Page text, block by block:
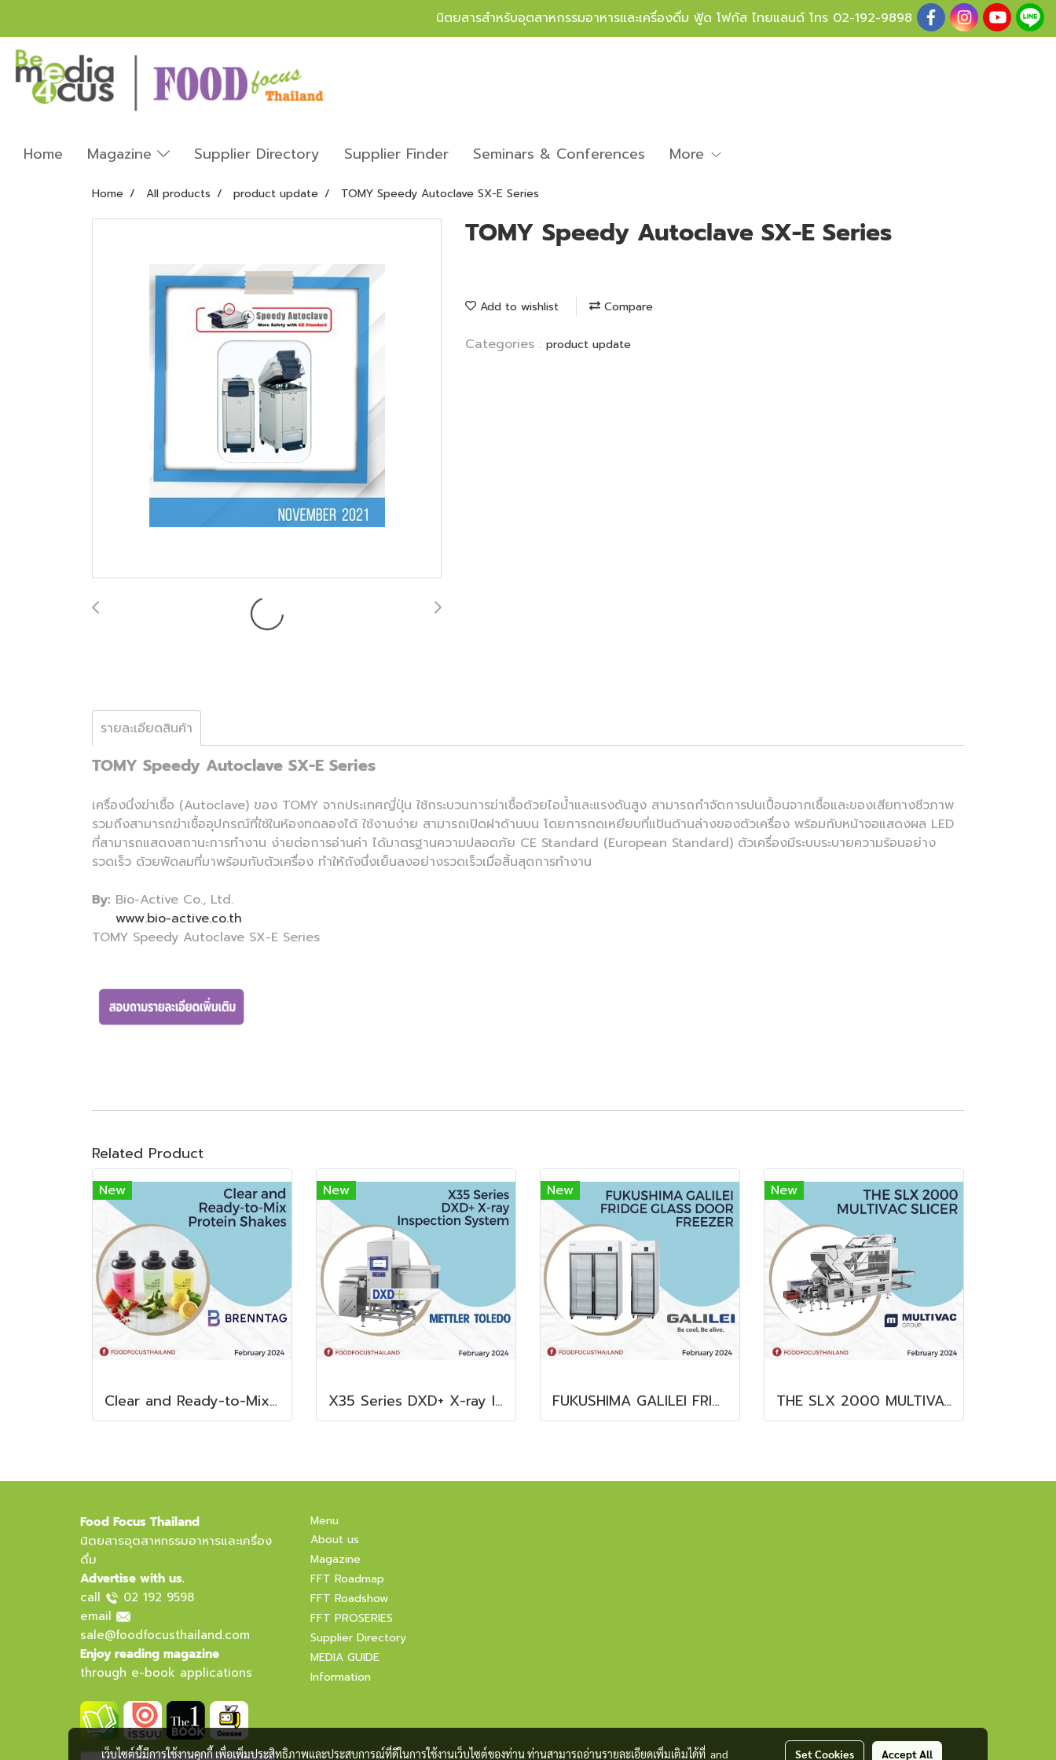
นิตยสารสำหรับอุตสาหกรรมอาหารและเครื่องดื่ม ฟู้ด โฟกัส ไทยแลนด์ โทร 02-192-9898
Home Magazine Supplier Directory Supplier Finder Seminars & Conferences More
Home All products product update TOMY Speedy Autoclave SX-E Series
TOMY Speedy Autoclave SX-E Series
Add to wishlist Compare
Categories : product update
รายละเอียดสินค้า
TOMY Speedy Autoclave SX-E Series
เครื่องนึ่งฆ่าเชื้อ (Autoclave) ของ TOMY จากประเทศญี่ปุ่น ใช้กระบวนการฆ่าเชื้อด้วยไอน้ำและแรงดันสูง สามารถกำจัดการปนเปื้อนจากเชื้อและของเสียทางชีวภาพ
รวมถึงสามารถฆ่าเชื้ออุปกรณ์ที่ใช้ในห้องทดลองได้ ใช้งานง่าย สามารถเปิดฝาด้านบน โดยการกดเหยียบที่แป้นด้านล่างของตัวเครื่อง พร้อมกับหน้าจอแสดงผล LED
ที่สามารถแสดงสถานะการทำงาน ง่ายต่อการอ่านค่า ได้มาตรฐานความปลอดภัย CE Standard (European Standard) ตัวเครื่องมีระบบระบายความร้อนอย่าง
รวดเร็ว ด้วยพัดลมที่มาพร้อมกับตัวเครื่อง ทำให้ถังนึ่งเย็นลงอย่างรวดเร็วเมื่อสิ้นสุดการทำงาน
By: Bio-Active Co., Ltd.
www.bio-active.co.th
TOMY Speedy Autoclave SX-E Series
Related Product
New
Clear and Ready-to-Mix Protein Shakes
New
X35 Series DXD+ X-ray Inspection System
New
FUKUSHIMA GALILEI FRIDGE GLASS DOOR FREEZER
New
THE SLX 2000 MULTIVAC SLICER
Food Focus Thailand
นิตยสารอุตสาหกรรมอาหารและเครื่อง
ดื่ม
Advertise with us.
call
02 192 9598
email
sale@foodfocusthailand.com
Enjoy reading magazine
through e-book applications
Menu
About us
Magazine
FFT Roadmap
FFT Roadshow
FFT PROSERIES
Supplier Directory
MEDIA GUIDE
Information
เว็บไซต์นี้มีการใช้งานคุกกี้ เพื่อเพิ่มประสิทธิภาพและประสบการณ์ที่ดีในการใช้งานเว็บไซต์ของท่าน ท่านสามารถอ่านรายละเอียดเพิ่มเติมได้ที่ and Set Cookies Accept All